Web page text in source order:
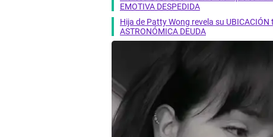
EMOTIVA DESPEDIDA
Hija de Patty Wong revela su
ASTRONÓMICA DEUDA